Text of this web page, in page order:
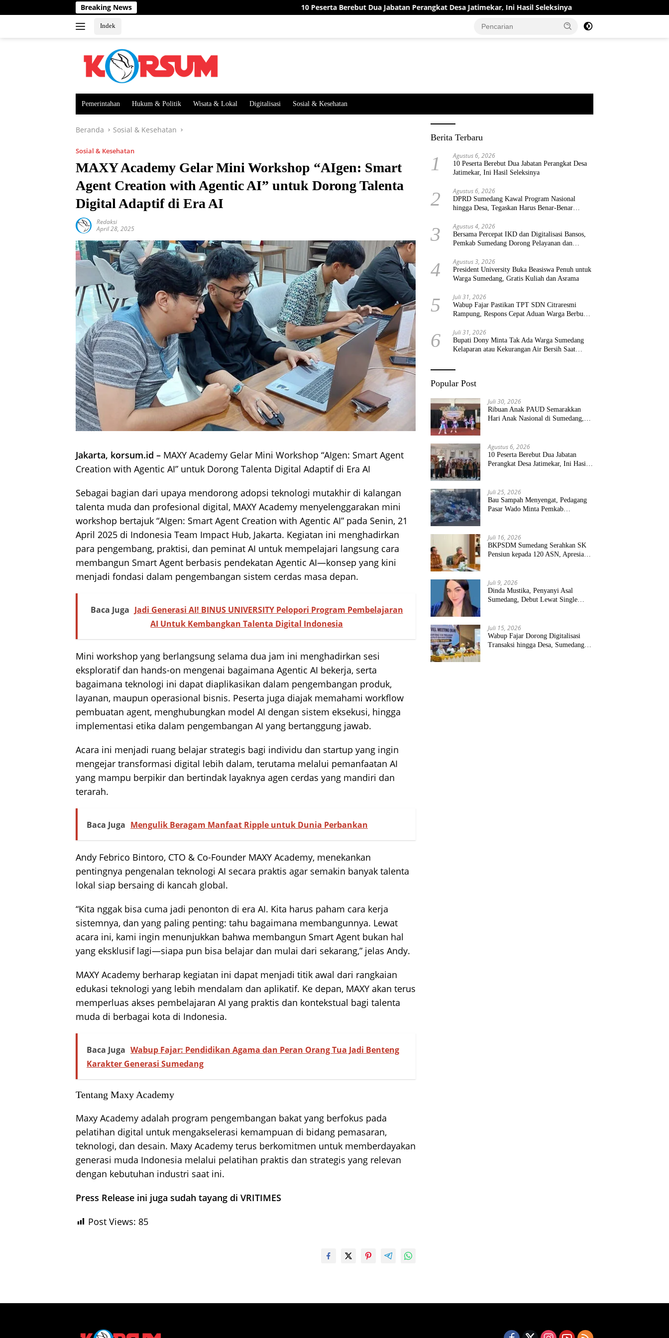
ke
Breaking News 10 Peserta Berebut Dua Jabatan Perangkat Desa Jatimekar, Ini Hasil Seleksinya DPRD Sumedang Kawal
Indek
Pemerintahan Hukum & Politik Wisata & Lokal Digitalisasi Sosial & Kesehatan
Beranda Sosial & Kesehatan
Sosial & Kesehatan
MAXY Academy Gelar Mini Workshop “AIgen: Smart
Agent Creation with Agentic AI” untuk Dorong Talenta
Digital Adaptif di Era AI
Redaksi
April 28, 2025
Jakarta, korsum.id – MAXY Academy Gelar Mini Workshop “AIgen: Smart Agent
Creation with Agentic AI” untuk Dorong Talenta Digital Adaptif di Era AI
Sebagai bagian dari upaya mendorong adopsi teknologi mutakhir di kalangan
talenta muda dan profesional digital, MAXY Academy menyelenggarakan mini
workshop bertajuk “AIgen: Smart Agent Creation with Agentic AI” pada Senin, 21
April 2025 di Indonesia Team Impact Hub, Jakarta. Kegiatan ini menghadirkan
para pengembang, praktisi, dan peminat AI untuk mempelajari langsung cara
membangun Smart Agent berbasis pendekatan Agentic AI—konsep yang kini
menjadi fondasi dalam pengembangan sistem cerdas masa depan.
Baca Juga Jadi Generasi AI! BINUS UNIVERSITY Pelopori Program Pembelajaran
AI Untuk Kembangkan Talenta Digital Indonesia
Mini workshop yang berlangsung selama dua jam ini menghadirkan sesi
eksploratif dan hands-on mengenai bagaimana Agentic AI bekerja, serta
bagaimana teknologi ini dapat diaplikasikan dalam pengembangan produk,
layanan, maupun operasional bisnis. Peserta juga diajak memahami workflow
pembuatan agent, menghubungkan model AI dengan sistem eksekusi, hingga
implementasi etika dalam pengembangan AI yang bertanggung jawab.
Acara ini menjadi ruang belajar strategis bagi individu dan startup yang ingin
mengejar transformasi digital lebih dalam, terutama melalui pemanfaatan AI
yang mampu berpikir dan bertindak layaknya agen cerdas yang mandiri dan
terarah.
Baca Juga Mengulik Beragam Manfaat Ripple untuk Dunia Perbankan
Andy Febrico Bintoro, CTO & Co-Founder MAXY Academy, menekankan
pentingnya pengenalan teknologi AI secara praktis agar semakin banyak talenta
lokal siap bersaing di kancah global.
“Kita nggak bisa cuma jadi penonton di era AI. Kita harus paham cara kerja
sistemnya, dan yang paling penting: tahu bagaimana membangunnya. Lewat
acara ini, kami ingin menunjukkan bahwa membangun Smart Agent bukan hal
yang eksklusif lagi—siapa pun bisa belajar dan mulai dari sekarang,” jelas Andy.
MAXY Academy berharap kegiatan ini dapat menjadi titik awal dari rangkaian
edukasi teknologi yang lebih mendalam dan aplikatif. Ke depan, MAXY akan terus
memperluas akses pembelajaran AI yang praktis dan kontekstual bagi talenta
muda di berbagai kota di Indonesia.
Baca Juga Wabup Fajar: Pendidikan Agama dan Peran Orang Tua Jadi Benteng
Karakter Generasi Sumedang
Tentang Maxy Academy
Maxy Academy adalah program pengembangan bakat yang berfokus pada
pelatihan digital untuk mengakselerasi kemampuan di bidang pemasaran,
teknologi, dan desain. Maxy Academy terus berkomitmen untuk memberdayakan
generasi muda Indonesia melalui pelatihan praktis dan strategis yang relevan
dengan kebutuhan industri saat ini.
Press Release ini juga sudah tayang di VRITIMES
Post Views: 85
Berita Terbaru
1 Agustus 6, 2026
10 Peserta Berebut Dua Jabatan Perangkat Desa
Jatimekar, Ini Hasil Seleksinya
2 Agustus 6, 2026
DPRD Sumedang Kawal Program Nasional
hingga Desa, Tegaskan Harus Benar-Benar
3 Agustus 4, 2026
Bersama Percepat IKD dan Digitalisasi Bansos,
Pemkab Sumedang Dorong Pelayanan dan
4 Agustus 3, 2026
President University Buka Beasiswa Penuh untuk
Warga Sumedang, Gratis Kuliah dan Asrama
5 Juli 31, 2026
Wabup Fajar Pastikan TPT SDN Citraresmi
Rampung, Respons Cepat Aduan Warga Berbuah
6 Juli 31, 2026
Bupati Dony Minta Tak Ada Warga Sumedang
Kelaparan atau Kekurangan Air Bersih Saat
Popular Post
Juli 30, 2026
Ribuan Anak PAUD Semarakkan
Hari Anak Nasional di Sumedang,
Agustus 6, 2026
10 Peserta Berebut Dua Jabatan
Perangkat Desa Jatimekar, Ini Hasil
Juli 25, 2026
Bau Sampah Menyengat, Pedagang
Pasar Wado Minta Pemkab
Juli 16, 2026
BKPSDM Sumedang Serahkan SK
Pensiun kepada 120 ASN, Apresiasi
Juli 9, 2026
Dinda Mustika, Penyanyi Asal
Sumedang, Debut Lewat Single
Juli 15, 2026
Wabup Fajar Dorong Digitalisasi
Transaksi hingga Desa, Sumedang